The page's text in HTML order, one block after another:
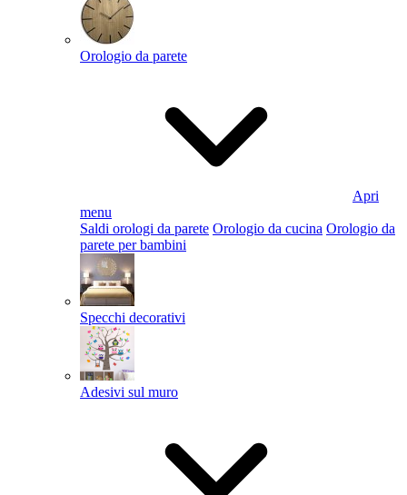
Orologio da parete
Apri
menu
Saldi orologi da parete Orologio da cucina Orologio da
parete per bambini
Specchi decorativi
Adesivi sul muro